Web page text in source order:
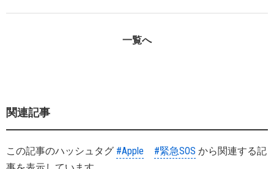
一覧へ
関連記事
この記事のハッシュタグ #Apple #緊急SOS から関連する記